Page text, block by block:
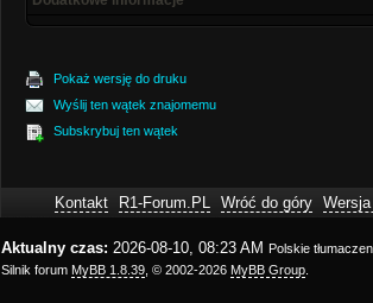
Pokaż wersję do druku
Wyślij ten wątek znajomemu
Subskrybuj ten wątek
Kontakt R1-Forum.PL Wróć do góry
Aktualny czas: 2026-08-10, 08:23 AM Polskie
Silnik forum MyBB 1.8.39 , © 2002-2026 MyBB Group